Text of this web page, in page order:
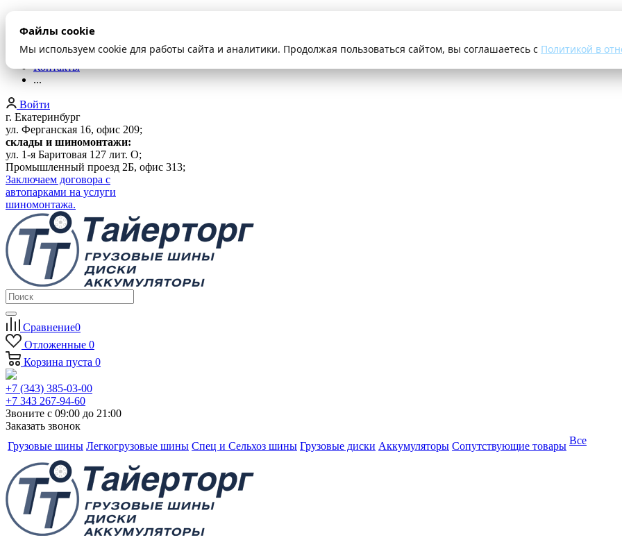
Файлы cookie
Мы используем cookie для работы сайта и аналитики. Продолжая пользоваться сайтом, вы соглашаетесь с Политикой в
Оплата и доставка
Шиномонтаж
Контакты
...
Войти
г. Екатеринбург
ул. Ферганская 16, офис 209;
склады и шиномонтажи:
ул. 1-я Баритовая 127 лит. О;
Промышленный проезд 2Б, офис 313;
Заключаем договора с
автопарками на услуги
шиномонтажа.
Сравнение0
Отложенные 0
Корзина пуста 0
+7 (343) 385-03-00
+7 343 267-94-60
Звоните с 09:00 до 21:00
Заказать звонок
Грузовые шины Легкогрузовые шины Спец и Сельхоз шины Грузовые диски Аккумуляторы Сопутствующие товары Все